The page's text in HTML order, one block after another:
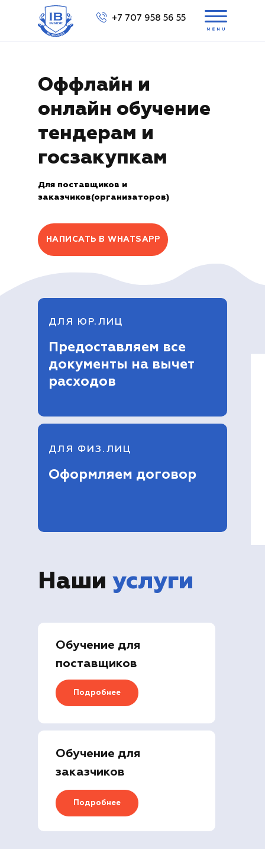
+7 707 958 56 55
Оффлайн и
онлайн обучение
тендерам и
госзакупкам
Для поставщиков и
заказчиков(организаторов)
НАПИСАТЬ В WHATSAPP
ДЛЯ ФИЗ.ЛИЦ
ДЛЯ ЮР.ЛИЦ
Оформляем договор
Предоставляем все
документы на вычет
расходов
Наши услуги
Обучение для
поставщиков
Обучение для
заказчиков
Подробнее
Подробнее